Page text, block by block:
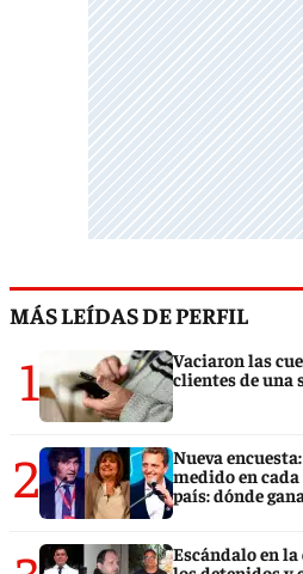
MÁS LEÍDAS DE PERFIL
1
Vaciaron las
clientes de una
2
Nueva
medido en
país: dónde
Escándalo en